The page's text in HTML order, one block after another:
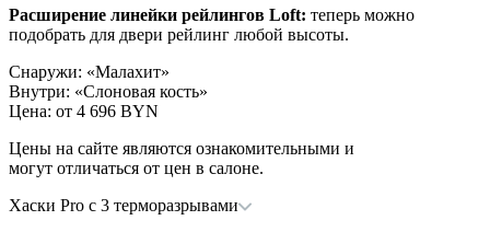
Расширение линейки рейлингов Loft: теперь можно
подобрать для двери рейлинг любой высоты.
Снаружи: «Малахит»
Внутри: «Слоновая кость»
Цена: от 4 696 BYN
Цены на сайте являются ознакомительными и
могут отличаться от цен в салоне.
Хаски Pro с 3 терморазрывами